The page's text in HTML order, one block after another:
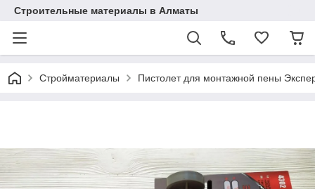
Строительные материалы в Алматы
Стройматериалы Пистолет для монтажной пены